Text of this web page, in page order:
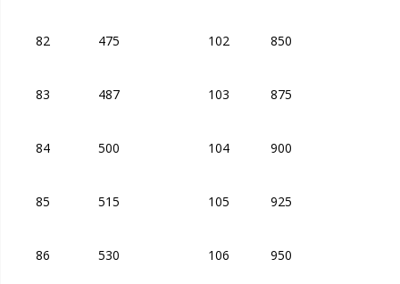
82 475 102 850
83 487 103 875
84 500 104 900
85 515 105 925
86 530 106 950